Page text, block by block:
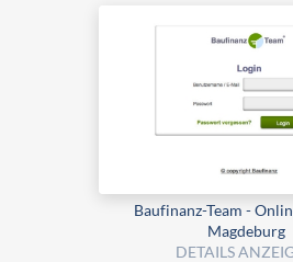
Baufinanz-Team -
Magdeburg
DETAILS